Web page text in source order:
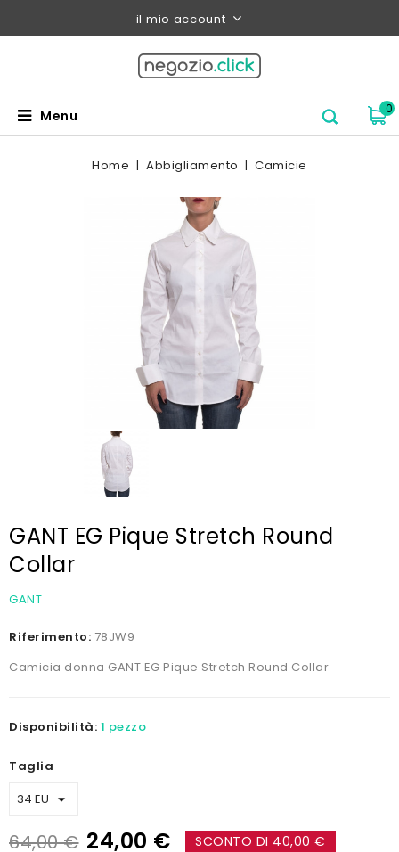
il mio account
0
Menu
Home Abbigliamento Camicie
GANT EG Pique Stretch Round
Collar
GANT
Riferimento: 78JW9
Camicia donna GANT EG Pique Stretch Round Collar
Disponibilità: 1 pezzo
Taglia
64,00 € 24,00 € SCONTO DI 40,00 €